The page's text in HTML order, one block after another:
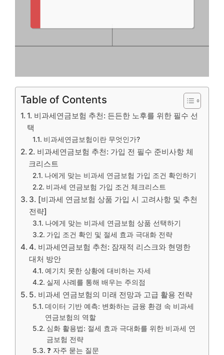
Table of Contents
1. 비과세연금보험 추천: 든든한 노후를 위한 필수 선
택
비과세연금보험이란 무엇인가?
2. 비과세연금보험 추천: 가입 전 필수 준비사항 체
크리스트
나에게 맞는 비과세 연금보험 가입 조건 확인하기
비과세 연금보험 가입 조건 체크리스트
3. [비과세 연금보험 상품 가입 시 고려사항 및 추천
전략]
나에게 맞는 비과세 연금보험 상품 선택하기
가입 조건 확인 및 절세 효과 극대화 전략
4. 비과세연금보험 추천: 잠재적 리스크와 현명한
대처 방안
예기치 못한 상황에 대비하는 자세
실제 사례를 통해 배우는 주의점
5. 비과세 연금보험의 미래 전망과 고급 활용 전략
데이터 기반 예측: 변화하는 금융 환경 속 비과세
연금보험의 역할
심화 활용법: 절세 효과 극대화를 위한 비과세 연
금보험 전략
❓ 자주 묻는 질문